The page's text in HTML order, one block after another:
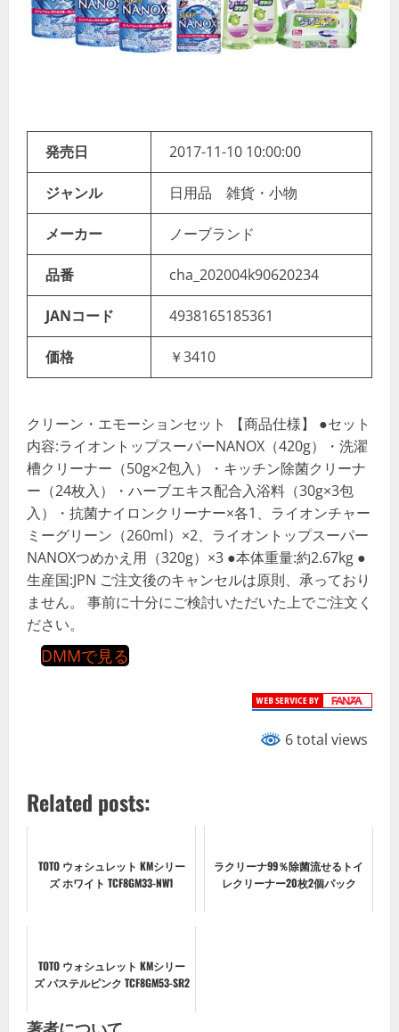
発売日 2017-11-10 10:00:00
ジャンル 日用品 雑貨・小物
メーカー ノーブランド
品番 cha_202004k90620234
JANコード 4938165185361
価格 ￥3410
クリーン・エモーションセット 【商品仕様】 ●セット
内容:ライオントップスーパーNANOX（420g）・洗濯
槽クリーナー（50g×2包入）・キッチン除菌クリーナ
ー（24枚入）・ハーブエキス配合入浴料（30g×3包
入）・抗菌ナイロンクリーナー×各1、ライオンチャー
ミーグリーン（260ml）×2、ライオントップスーパー
NANOXつめかえ用（320g）×3 ●本体重量:約2.67kg ●
生産国:JPN ご注文後のキャンセルは原則、承っており
ません。 事前に十分にご検討いただいた上でご注文く
ださい。
DMMで見る
6 total views
Related posts:
TOTO ウォシュレット KMシリー
ズ ホワイト TCF8GM33-NW1
ラクリーナ99％除菌流せるトイ
レクリーナー20枚2個パック
TOTO ウォシュレット KMシリー
ズ パステルピンク TCF8GM53-SR2